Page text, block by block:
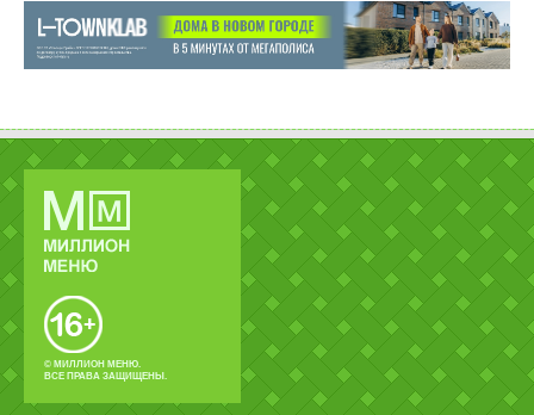
© МИЛЛИОН МЕНЮ.
ВСЕ ПРАВА ЗАЩИЩЕНЫ.